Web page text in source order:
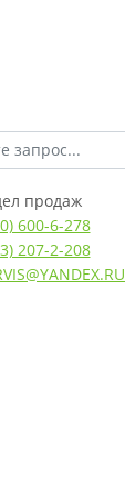
продаж
600-6-278
207-2-208